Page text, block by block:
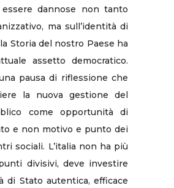
dannose non tanto
ma sull’identità di
Storia del nostro Paese ha
assetto democratico.
pausa di riflessione che
la nuova gestione del
come opportunità di
e non motivo e punto dei
sociali. L’italia non ha più
divisivi, deve investire
di Stato autentica, efficace